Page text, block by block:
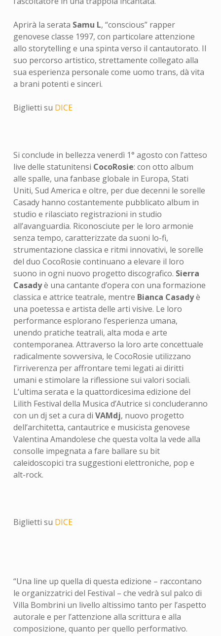
Aprirà la serata Samu L, “conscious” rapper
genovese classe 1997, con particolare attenzione
allo storytelling e una spinta verso il cantautorato. Il
suo percorso artistico, strettamente collegato alla
sua esperienza personale come uomo trans, dà vita
a brani potenti e sinceri.
Biglietti su DICE
Si conclude in bellezza venerdì 1° agosto con l’atteso
live delle statunitensi CocoRosie: con otto album
alle spalle, una fanbase globale in Europa, Stati
Uniti, Sud America e oltre, per due decenni le sorelle
Casady hanno costantemente pubblicato album in
studio e rilasciato registrazioni in studio
all’avanguardia. Riconosciute per le loro armonie
senza tempo, caratterizzate da suoni lo-fi,
strumentazione classica e ritmi innovativi, le sorelle
del duo CocoRosie continuano a elevare il loro
suono in ogni nuovo progetto discografico. Sierra
Casadyè una cantante d’opera con una formazione
classica e attrice teatrale, mentre Bianca Casadyè
una poetessa e artista delle arti visive. Le loro
performance esplorano l’esperienza umana,
unendo pratiche teatrali, alta moda e arte
contemporanea. Attraverso la loro arte concettuale
radicalmente sovversiva, le CocoRosie utilizzano
l’irriverenza per affrontare temi legati ai diritti
umani e stimolare la riflessione sui valori sociali.
L’ultima serata e la quattordicesima edizione del
Lilith Festival della Musica d’Autrice si concluderanno
con un dj set a cura di VAMdj, nuovo progetto
dell’architetta, cantautrice e musicista genovese
Valentina Amandolese che questa volta la vede alla
consolle impegnata a fare ballare su bit
caleidoscopici tra suggestioni elettroniche, pop e
alt-rock.
Biglietti su DICE
“Una line up quella di questa edizione – raccontano
le organizzatrici del Festival – che vedrà sul palco di
Villa Bombrini un livello altissimo tanto per l’aspetto
autorale e per l’attenzione alla scrittura e alla
composizione, quanto per quello performativo.